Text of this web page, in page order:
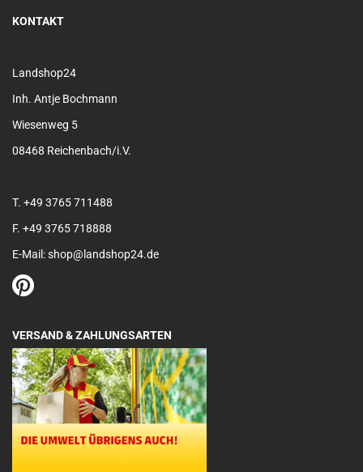
KONTAKT
Landshop24
Inh. Antje Bochmann
Wiesenweg 5
08468 Reichenbach/i.V.
T. +49 3765 711488
F. +49 3765 718888
E-Mail: shop@landshop24.de
VERSAND & ZAHLUNGSARTEN